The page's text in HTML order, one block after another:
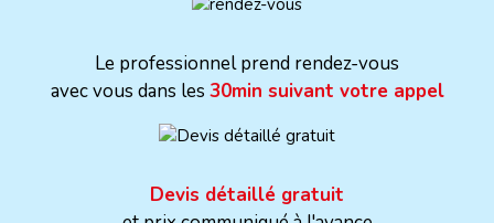
Le professionnel prend rendez-vous
avec vous dans les 30min suivant votre appel
Devis détaillé gratuit